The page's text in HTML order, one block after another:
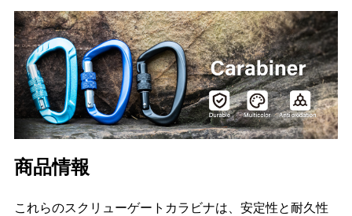
商品情報
これらのスクリューゲートカラビナは、安定性と耐久性